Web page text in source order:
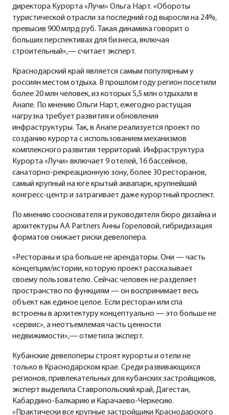
директора Курорта «Лучи» Ольга Нарт. «Обороты
туристической отрасли за последний год выросли на 24%,
превысив 900 млрд руб. Такая динамика говорит о
больших перспективах для бизнеса, включая
строительный»,— считает эксперт.
Краснодарский край является самым популярным у
россиян местом отдыха. В прошлом году регион посетили
более 20 млн человек, из которых 5,5 млн отдыхали в
Анапе. По мнению Ольги Нарт, ежегодно растущая
нагрузка требует развития и обновления
инфраструктуры. Так, в Анапе реализуется проект по
созданию курорта с использованием механизмов
комплексного развития территорий. Инфраструктура
Курорта «Лучи» включает 9 отелей, 16 бассейнов,
санаторно-рекреационную зону, более 30 ресторанов,
самый крупный на юге крытый аквапарк, крупнейший
конгресс-центр и затрагивает даже курортный проспект.
По мнению сооснователя и руководителя бюро дизайна и
архитектуры AA Partners Анны Гореловой, гибридизация
форматов снижает риски девелопера.
«Рестораны и spa больше не арендаторы. Они — часть
концепции/истории, которую проект рассказывает
своему пользователю. Сейчас человек не разделяет
пространство по функциям — он воспринимает весь
объект как единое целое. Если ресторан или спа
встроены в архитектуру концептуально — это больше не
«сервис», а неотъемлемая часть ценности
недвижимости»,— отметила эксперт.
Кубанские девелоперы строят курорты и отели не
только в Краснодарском крае. Среди развивающихся
регионов, привлекательных для кубанских застройщиков,
эксперт выделила Ставропольский край, Дагестан,
Кабардино-Балкарию и Карачаево-Черкесию.
«Практически все крупные застройщики Краснодарского